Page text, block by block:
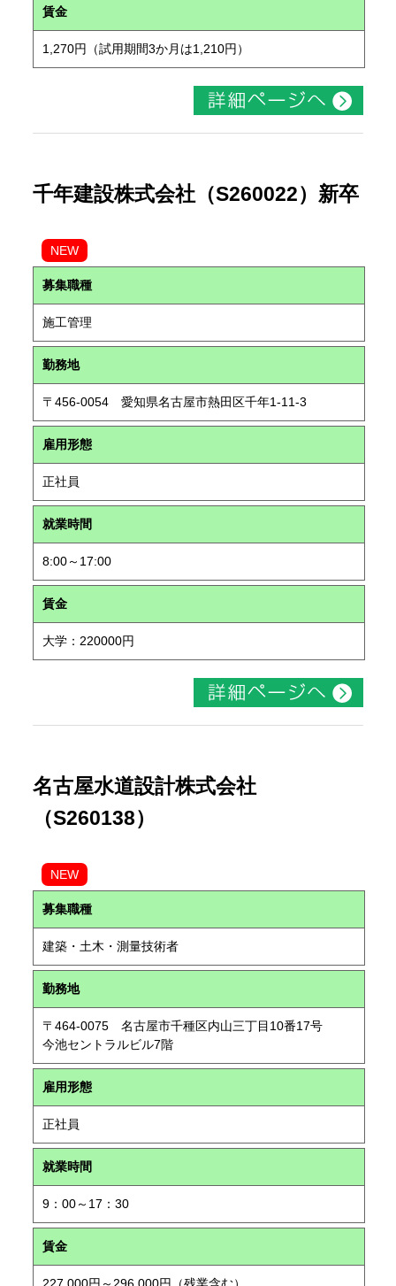
賃金
1,270円（試用期間3か月は1,210円）
千年建設株式会社（S260022）新卒
NEW
募集職種
施工管理
勤務地
〒456-0054 愛知県名古屋市熱田区千年1-11-3
雇用形態
正社員
就業時間
8:00～17:00
賃金
大学：220000円
名古屋水道設計株式会社
（S260138）
NEW
募集職種
建築・土木・測量技術者
勤務地
〒464-0075 名古屋市千種区内山三丁目10番17号
今池セントラルビル7階
雇用形態
正社員
就業時間
9：00～17：30
賃金